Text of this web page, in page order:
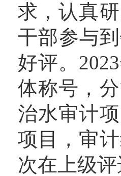
求，认真
干部参与
好评。
体称号，
治水审计
项目，审
次在上级